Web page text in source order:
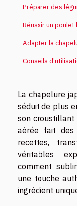
Préparer des
Réussir un poulet
Adapter la
Conseils
La chapelure
séduit de plus
son croustillant
aérée fait des
recettes,
véritables
comment
une touche
ingrédient